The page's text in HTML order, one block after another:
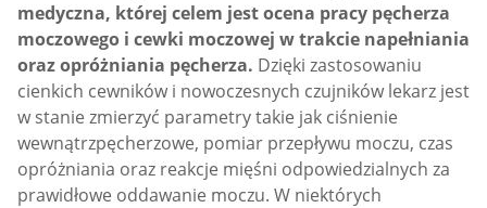
medyczna, której celem jest ocena pracy pęcherza
moczowego i cewki moczowej w trakcie napełniania
oraz opróżniania pęcherza. Dzięki zastosowaniu
cienkich cewników i nowoczesnych czujników lekarz jest
w stanie zmierzyć parametry takie jak ciśnienie
wewnątrzpęcherzowe, pomiar przepływu moczu, czas
opróżniania oraz reakcje mięśni odpowiedzialnych za
prawidłowe oddawanie moczu. W niektórych